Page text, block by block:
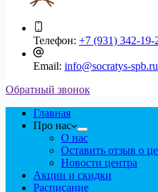
Телефон: +7 (931) 342-19-
Email: info@socratys-spb.ru
Обратный звонок
Главная
Про нас
О нас
Оставить отзыв о
Новости центра
Акции и скидки
Расписание